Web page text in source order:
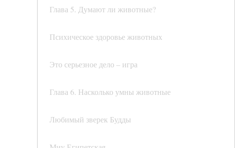
Глава 5. Думают ли животные?
Психическое здоровье животных
Это серьезное дело – игра
Глава 6. Насколько умны животные
Любимый зверек Будды